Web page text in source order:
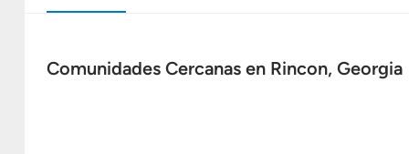
Comunidades Cercanas en Rincon, Georgia